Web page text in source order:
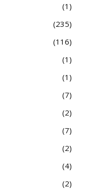
1
235
116
1
1
7
2
7
2
4
2